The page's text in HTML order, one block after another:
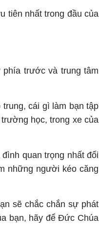
tiên nhất trong đầu của
trước và trung tâm
cái gì làm bạn tập
học, trong xe của
quan trọng nhất đối
những người kéo căng
sẽ chắc chắn sự phát
bạn, hãy để Đức Chúa